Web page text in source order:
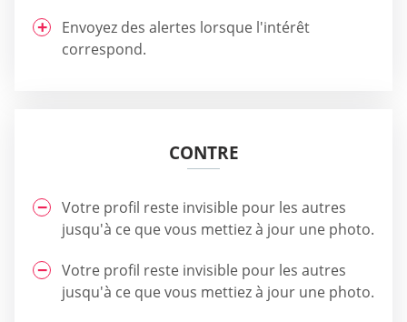
Envoyez des alertes lorsque l'intérêt
correspond.
CONTRE
Votre profil reste invisible pour les autres
jusqu'à ce que vous mettiez à jour une photo.
Votre profil reste invisible pour les autres
jusqu'à ce que vous mettiez à jour une photo.